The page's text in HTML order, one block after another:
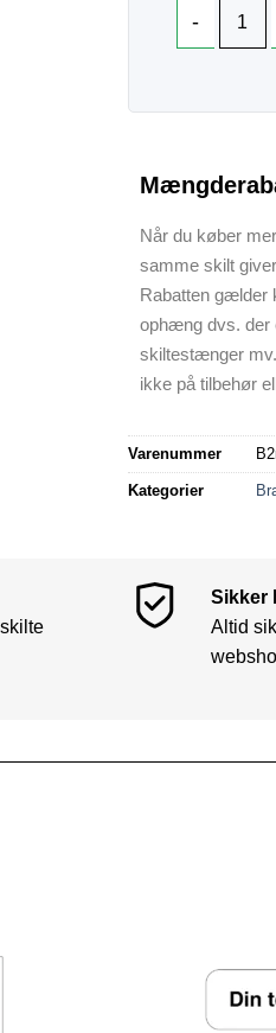
Når du køber
samme skilt
Rabatten gælder
ophæng dvs. der
skiltestænger
ikke på tilbehør
Varenummer
Kategorier
Sikker
Altid